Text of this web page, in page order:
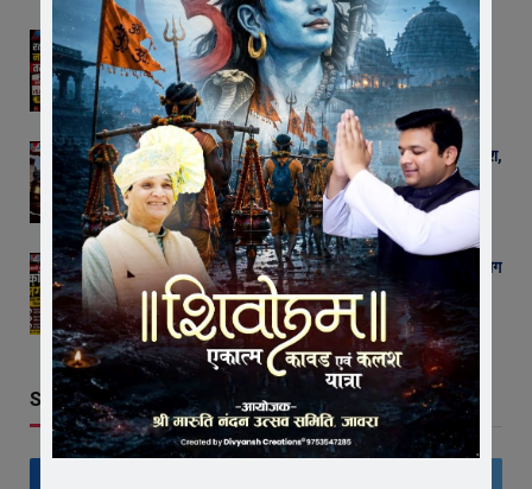
रतलाम जंक्शन पर DRI की बड़ी कार्रवाई : 1.60 करोड़ की
एम्फेटामाइन के साथ नाइजीरियन महिला तस्कर गिरफ्तार
AUGUST 7, 2026
जावरा-नागदा नगर परिषद अध्यक्षों पर हाईकोर्ट का बड़ा आदेश,
पूरे मध्यप्रदेश में मच सकती है कानूनी हलचल
AUGUST 7, 2026
जावरा में किसानों और कांग्रेस का जंगी प्रदर्शन, राजस्व विभाग
में भ्रष्टाचार और फसल बीमा पर जताया आक्रोश
AUGUST 6, 2026
Stay In Touch